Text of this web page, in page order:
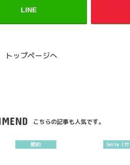
LINE
トップページへ
こちらの記事も人気です。
節約 Seria（セ